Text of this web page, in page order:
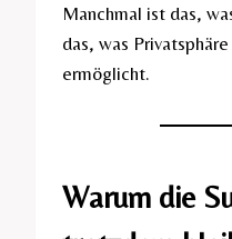
Manchmal ist das,
das, was
ermöglicht.
Warum die